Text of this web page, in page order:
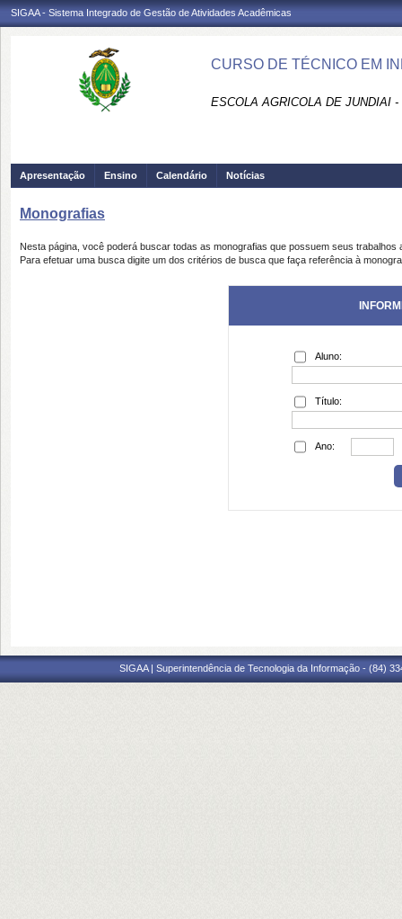
SIGAA - Sistema Integrado de Gestão de Atividades Acadêmicas
CURSO DE TÉCNICO EM
ESCOLA AGRICOLA DE JUNDIAI
Apresentação Ensino Calendário Notícias
Monografias
Nesta página, você poderá buscar todas as monografias que possuem seus trabalhos
Para efetuar uma busca digite um dos critérios de busca que faça referência à
Aluno:
Título:
Ano:
SIGAA | Superintendência de Tecnologia da Informação - (84)